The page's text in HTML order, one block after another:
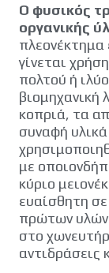
Ο φυσικός
οργανικής
πλεονέκτημα
γίνεται
πολτού ή
βιομηχανική
κοπριά, τα
συναφή
με
κύριο
ευαίσθητη
πρώτων
στο
αντιδράσεις